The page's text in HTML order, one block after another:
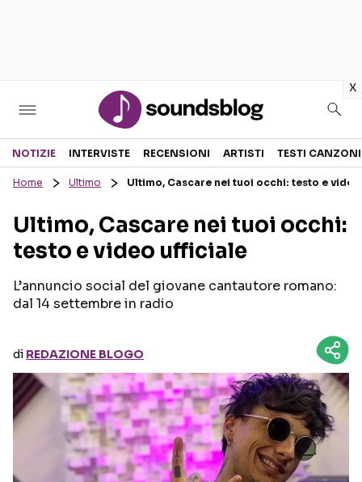
x
Sezioni
RECENSIONI MUSICALI
INTERVISTE
GOSSIP E CURIOSITÀ
TESTI CANZONI
TOUR ED EVENTI
TALENT SHOW
Seguici sui social
NOTIZIE INTERVISTE RECENSIONI ARTISTI TESTI CANZONI
Home Ultimo Ultimo, Cascare nei tuoi occhi: testo e
Ultimo, Cascare nei tuoi occhi:
testo e video ufficiale
L’annuncio social del giovane cantautore romano:
dal 14 settembre in radio
di REDAZIONE BLOGO